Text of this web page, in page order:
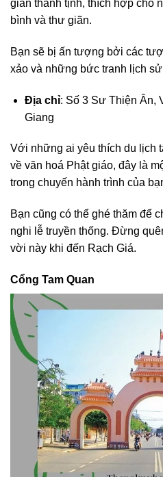
gian thanh tịnh, thích hợp cho
bình và thư giãn.
Bạn sẽ bị ấn tượng bởi các
xảo và những bức tranh lịch
Địa chỉ: Số 3 Sư Thiện Ân,
Giang
Với những ai yêu thích du lịch
về văn hoá Phật giáo, đây là
trong chuyến hành trình của
Bạn cũng có thể ghé thăm để
nghi lễ truyền thống. Đừng
vời này khi đến Rạch Giá.
Cổng Tam Quan